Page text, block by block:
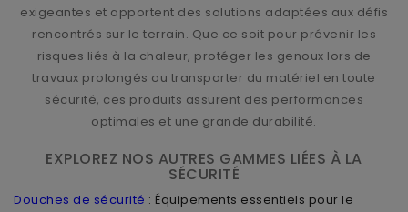
exigeantes et apportent des solutions adaptées aux défis
rencontrés sur le terrain. Que ce soit pour prévenir les
risques liés à la chaleur, protéger les genoux lors de
travaux prolongés ou transporter du matériel en toute
sécurité, ces produits assurent des performances
optimales et une grande durabilité.
EXPLOREZ NOS AUTRES GAMMES LIÉES À LA
SÉCURITÉ
Douches de sécurité : Équipements essentiels pour le